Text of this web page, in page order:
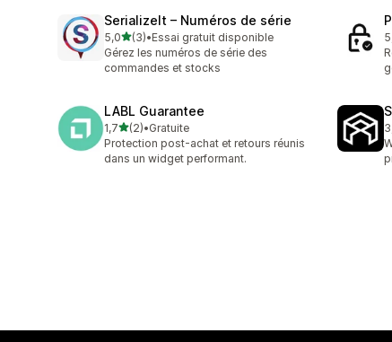
SerializeIt – Numéros de série
5,0étoile(s) sur 5
(3)
3 avis au total
•Essai gratuit disponible
Gérez les numéros de série des
commandes et stocks
LABL Guarantee
1,7étoile(s) sur 5
(2)
2 avis au total
•Gratuite
Protection post-achat et retours réunis
dans un widget performant.